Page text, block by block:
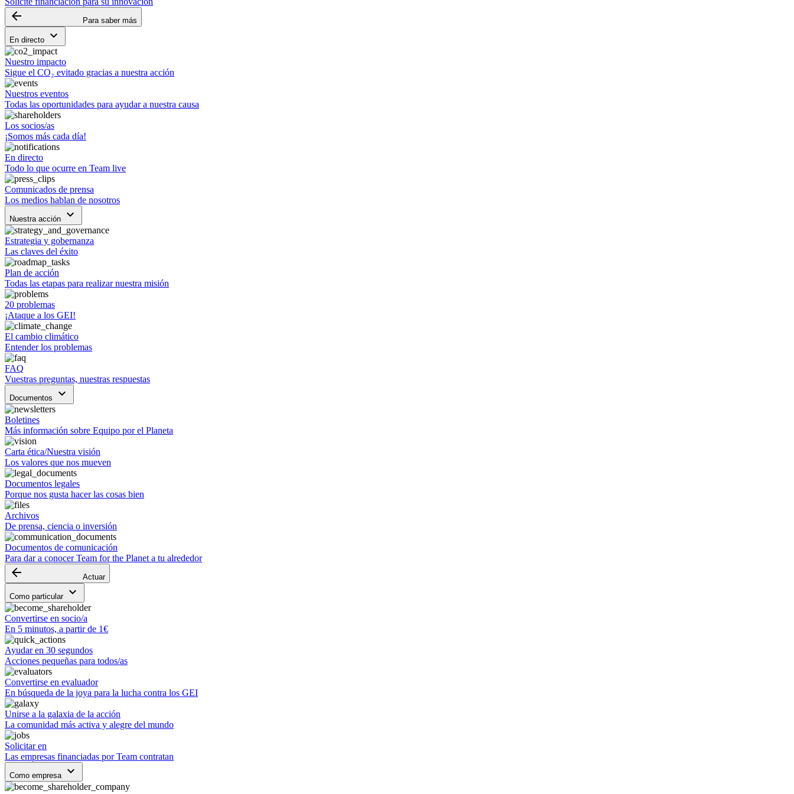
arrow_backward Para saber más
En directo keyboard_arrow_down
Nuestro impacto
Sigue el CO₂ evitado gracias a nuestra acción
Nuestros eventos
Todas las oportunidades para ayudar a nuestra causa
Los socios/as
¡Somos más cada día!
En directo
Todo lo que ocurre en Team live
Comunicados de prensa
Los medios hablan de nosotros
Nuestra acción keyboard_arrow_down
Estrategia y gobernanza
Las claves del éxito
Plan de acción
Todas las etapas para realizar nuestra misión
20 problemas
¡Ataque a los GEI!
El cambio climático
Entender los problemas
FAQ
Vuestras preguntas, nuestras respuestas
Documentos keyboard_arrow_down
Boletines
Más información sobre Equipo por el Planeta
Carta ética/Nuestra visión
Los valores que nos mueven
Documentos legales
Porque nos gusta hacer las cosas bien
Archivos
De prensa, ciencia o inversión
Documentos de comunicación
Para dar a conocer Team for the Planet a tu alrededor
arrow_backward Actuar
Como particular keyboard_arrow_down
Convertirse en socio/a
En 5 minutos, a partir de 1€
Ayudar en 30 segundos
Acciones pequeñas para todos/as
Convertirse en evaluador
En búsqueda de la joya para la lucha contra los GEI
Unirse a la galaxia de la acción
La comunidad más activa y alegre del mundo
Solicitar en
Las empresas financiadas por Team contratan
Como empresa keyboard_arrow_down